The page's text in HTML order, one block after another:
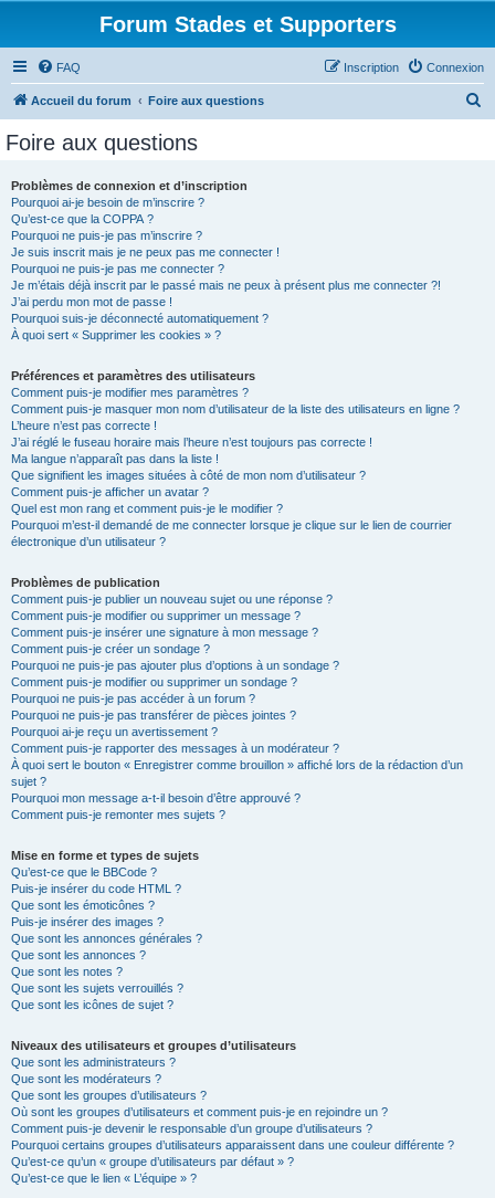
Forum Stades et Supporters
FAQ Connexion
Inscription
Accueil du forum Foire aux questions
Foire aux questions
Problèmes de connexion et d’inscription
Pourquoi ai-je besoin de m’inscrire ?
Qu’est-ce que la COPPA ?
Pourquoi ne puis-je pas m’inscrire ?
Je suis inscrit mais je ne peux pas me connecter !
Pourquoi ne puis-je pas me connecter ?
Je m’étais déjà inscrit par le passé mais ne peux à présent plus me connecter ?!
J’ai perdu mon mot de passe !
Pourquoi suis-je déconnecté automatiquement ?
À quoi sert « Supprimer les cookies » ?
Préférences et paramètres des utilisateurs
Comment puis-je modifier mes paramètres ?
Comment puis-je masquer mon nom d’utilisateur de la liste des utilisateurs en ligne ?
L’heure n’est pas correcte !
J’ai réglé le fuseau horaire mais l’heure n’est toujours pas correcte !
Ma langue n’apparaît pas dans la liste !
Que signifient les images situées à côté de mon nom d’utilisateur ?
Comment puis-je afficher un avatar ?
Quel est mon rang et comment puis-je le modifier ?
Pourquoi m’est-il demandé de me connecter lorsque je clique sur le lien de courrier
électronique d’un utilisateur ?
Problèmes de publication
Comment puis-je publier un nouveau sujet ou une réponse ?
Comment puis-je modifier ou supprimer un message ?
Comment puis-je insérer une signature à mon message ?
Comment puis-je créer un sondage ?
Pourquoi ne puis-je pas ajouter plus d’options à un sondage ?
Comment puis-je modifier ou supprimer un sondage ?
Pourquoi ne puis-je pas accéder à un forum ?
Pourquoi ne puis-je pas transférer de pièces jointes ?
Pourquoi ai-je reçu un avertissement ?
Comment puis-je rapporter des messages à un modérateur ?
À quoi sert le bouton « Enregistrer comme brouillon » affiché lors de la rédaction d’un
sujet ?
Pourquoi mon message a-t-il besoin d’être approuvé ?
Comment puis-je remonter mes sujets ?
Mise en forme et types de sujets
Qu’est-ce que le BBCode ?
Puis-je insérer du code HTML ?
Que sont les émoticônes ?
Puis-je insérer des images ?
Que sont les annonces générales ?
Que sont les annonces ?
Que sont les notes ?
Que sont les sujets verrouillés ?
Que sont les icônes de sujet ?
Niveaux des utilisateurs et groupes d’utilisateurs
Que sont les administrateurs ?
Que sont les modérateurs ?
Que sont les groupes d’utilisateurs ?
Où sont les groupes d’utilisateurs et comment puis-je en rejoindre un ?
Comment puis-je devenir le responsable d’un groupe d’utilisateurs ?
Pourquoi certains groupes d’utilisateurs apparaissent dans une couleur différente ?
Qu’est-ce qu’un « groupe d’utilisateurs par défaut » ?
Qu’est-ce que le lien « L’équipe » ?